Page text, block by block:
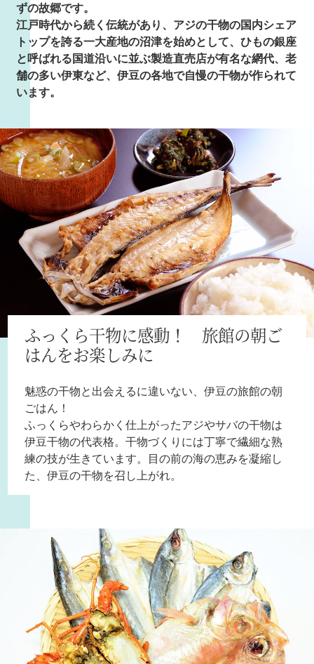
ずの故郷です。
江戸時代から続く伝統があり、アジの干物の国内シェア
トップを誇る一大産地の沼津を始めとして、ひもの銀座
と呼ばれる国道沿いに並ぶ製造直売店が有名な網代、老
舗の多い伊東など、伊豆の各地で自慢の干物が作られて
います。
ふっくら干物に感動！ 旅館の朝ご
はんをお楽しみに
魅惑の干物と出会えるに違いない、伊豆の旅館の朝
ごはん！
ふっくらやわらかく仕上がったアジやサバの干物は
伊豆干物の代表格。干物づくりには丁寧で繊細な熟
練の技が生きています。目の前の海の恵みを凝縮し
た、伊豆の干物を召し上がれ。